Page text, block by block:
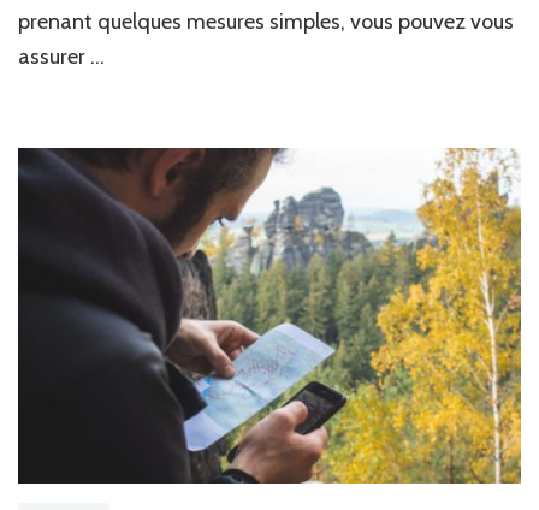
partir
prenant quelques mesures simples, vous pouvez vous
assurer …